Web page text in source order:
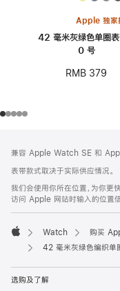
Apple 独家
42 毫米灰绿色单圈
0 号
RMB 379
页
页
脚
注
兼容 Apple Watch SE 和
表带款式取决于实际供应情况。
我们会使用你所在位置，为你更
访问 Apple 网站时输入的位置信
Apple
Watch
购买
42 毫米灰绿色编织
选购及了解